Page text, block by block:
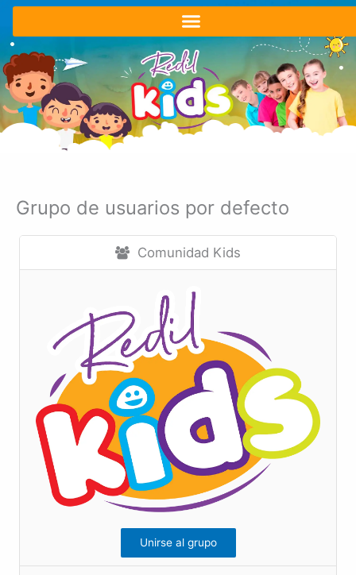
contenido
Grupo de usuarios por defecto
Comunidad Kids
Unirse al grupo